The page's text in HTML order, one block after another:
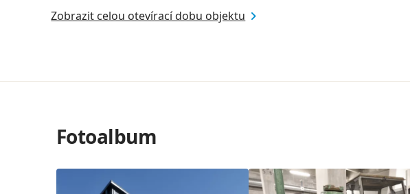
Zobrazit celou otevírací dobu objektu
Fotoalbum